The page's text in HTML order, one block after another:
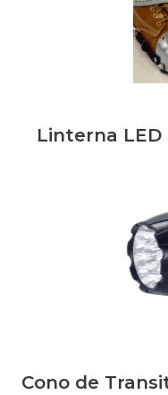
Linterna
Cono de